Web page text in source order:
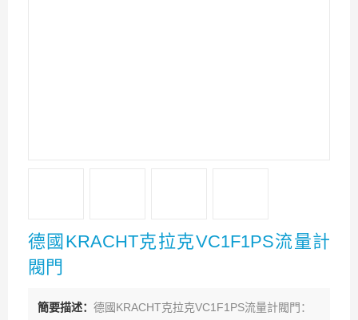
德國KRACHT克拉克VC1F1PS流量計
閥門
簡要描述： 德國KRACHT克拉克VC1F1PS流量計閥門：